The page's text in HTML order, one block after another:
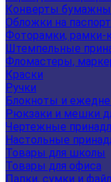
Конверты
Обложки на паспорт
Фоторамки, рамки-
Штемпельные
Фломастеры,
Краски
Ручки
Блокноты и
Рюкзаки и мешки
Чертежные
Настольные
Товары для школы
Товары для офиса
Папки, сумки и